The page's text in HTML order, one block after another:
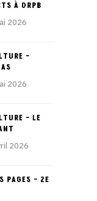
À ORPB
2026
–
2026
– LE
2026
PAGES – 2E